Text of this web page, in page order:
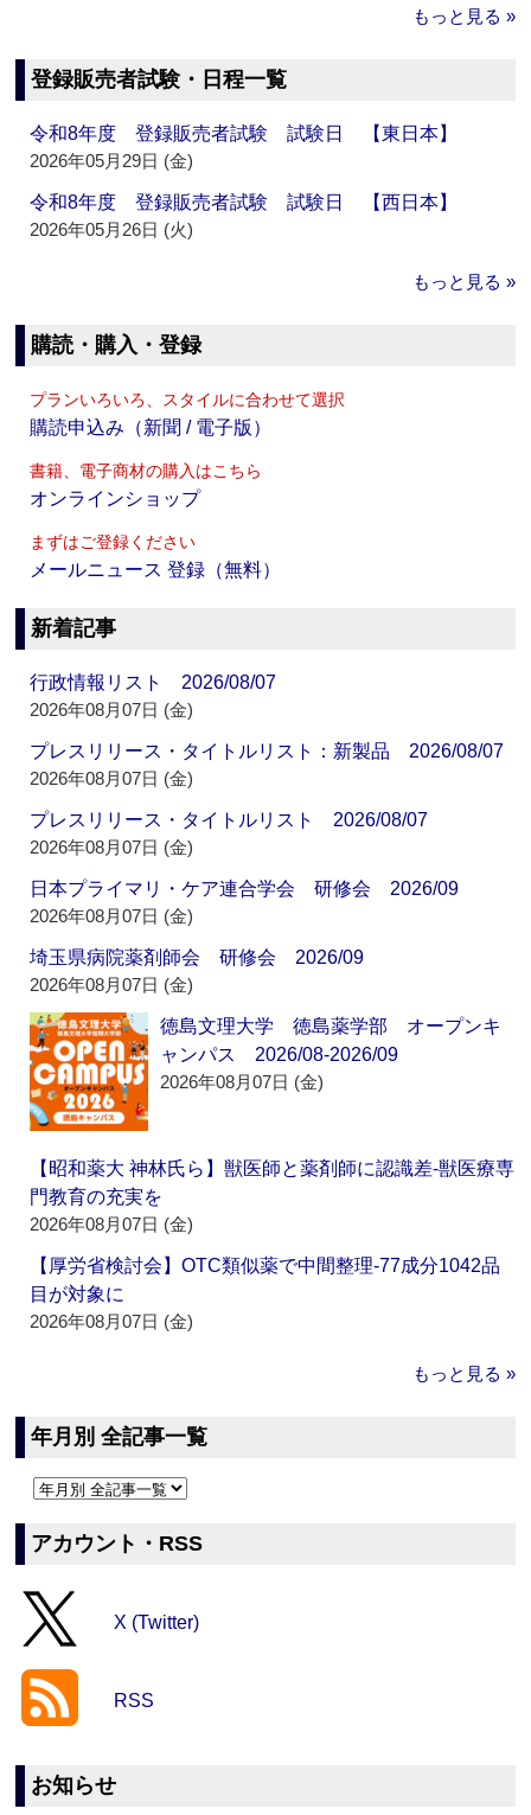
もっと見る »
登録販売者試験・日程一覧
令和8年度 登録販売者試験 試験日 【東日本】
2026年05月29日 (金)
令和8年度 登録販売者試験 試験日 【西日本】
2026年05月26日 (火)
もっと見る »
購読・購入・登録
プランいろいろ、スタイルに合わせて選択
購読申込み（新聞 / 電子版）
書籍、電子商材の購入はこちら
オンラインショップ
まずはご登録ください
メールニュース 登録（無料）
新着記事
行政情報リスト 2026/08/07
2026年08月07日 (金)
プレスリリース・タイトルリスト：新製品 2026/08/07
2026年08月07日 (金)
プレスリリース・タイトルリスト 2026/08/07
2026年08月07日 (金)
日本プライマリ・ケア連合学会 研修会 2026/09
2026年08月07日 (金)
埼玉県病院薬剤師会 研修会 2026/09
2026年08月07日 (金)
徳島文理大学 徳島薬学部 オープンキ
ャンパス 2026/08-2026/09
2026年08月07日 (金)
【昭和薬大 神林氏ら】獣医師と薬剤師に認識差‐獣医療専
門教育の充実を
2026年08月07日 (金)
【厚労省検討会】OTC類似薬で中間整理‐77成分1042品
目が対象に
2026年08月07日 (金)
もっと見る »
年月別 全記事一覧
アカウント・RSS
X (Twitter)
RSS
お知らせ